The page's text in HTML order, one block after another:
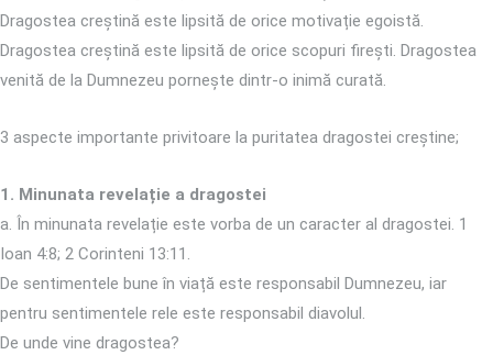
Dragostea creștină este lipsită de orice motivație egoistă.
Dragostea creștină este lipsită de orice scopuri firești. Dragostea
venită de la Dumnezeu pornește dintr-o inimă curată.
3 aspecte importante privitoare la puritatea dragostei creștine;
1. Minunata revelație a dragostei
a. În minunata revelație este vorba de un caracter al dragostei. 1
Ioan 4:8; 2 Corinteni 13:11.
De sentimentele bune în viață este responsabil Dumnezeu, iar
pentru sentimentele rele este responsabil diavolul.
De unde vine dragostea?